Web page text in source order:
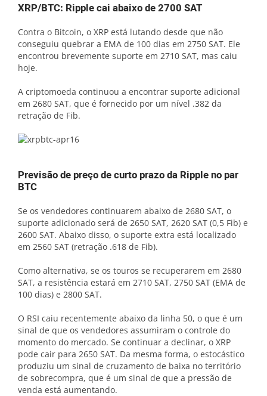
XRP/BTC: Ripple cai abaixo de 2700 SAT
Contra o Bitcoin, o XRP está lutando desde que não
conseguiu quebrar a EMA de 100 dias em 2750 SAT. Ele
encontrou brevemente suporte em 2710 SAT, mas caiu
hoje.
A criptomoeda continuou a encontrar suporte adicional
em 2680 SAT, que é fornecido por um nível .382 da
retração de Fib.
Previsão de preço de curto prazo da Ripple no par
BTC
Se os vendedores continuarem abaixo de 2680 SAT, o
suporte adicionado será de 2650 SAT, 2620 SAT (0,5 Fib) e
2600 SAT. Abaixo disso, o suporte extra está localizado
em 2560 SAT (retração .618 de Fib).
Como alternativa, se os touros se recuperarem em 2680
SAT, a resistência estará em 2710 SAT, 2750 SAT (EMA de
100 dias) e 2800 SAT.
O RSI caiu recentemente abaixo da linha 50, o que é um
sinal de que os vendedores assumiram o controle do
momento do mercado. Se continuar a declinar, o XRP
pode cair para 2650 SAT. Da mesma forma, o estocástico
produziu um sinal de cruzamento de baixa no território
de sobrecompra, que é um sinal de que a pressão de
venda está aumentando.